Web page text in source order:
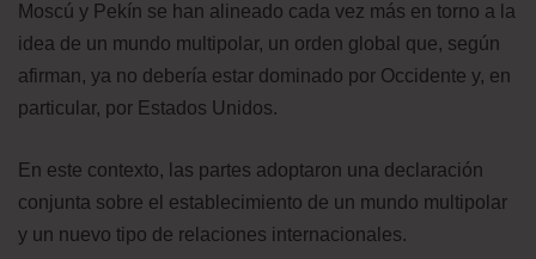
Moscú y Pekín se han alineado cada vez más en torno a la
idea de un mundo multipolar, un orden global que, según
afirman, ya no debería estar dominado por Occidente y, en
particular, por Estados Unidos.
En este contexto, las partes adoptaron una declaración
conjunta sobre el establecimiento de un mundo multipolar
y un nuevo tipo de relaciones internacionales.